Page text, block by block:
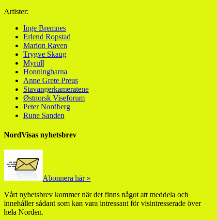
Artister:
Inge Bremnes
Erlend Ropstad
Marion Raven
Trygve Skaug
Myrull
Honningbarna
Anne Grete Preus
Stavangerkameratene
Østnorsk Viseforum
Peter Nordberg
Rune Sanden
NordVisas nyhetsbrev
Abonnera här »
Vårt nyhetsbrev kommer när det finns något att meddela och
innehåller sådant som kan vara intressant för visintresserade över
hela Norden.